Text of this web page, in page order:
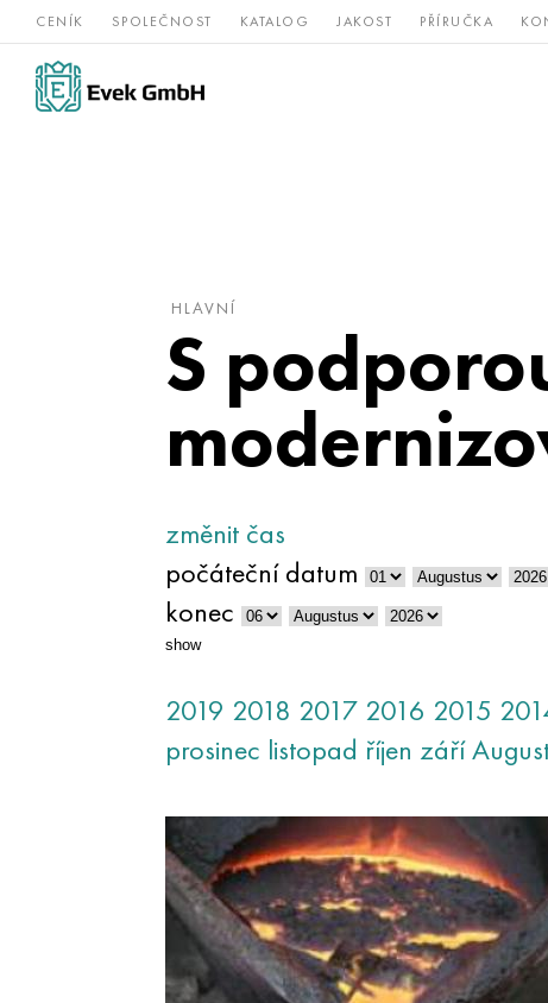
CENÍK SPOLEČNOST KATALOG JAKOST PŘÍRUČKA
Slitiny
niklu
nerezová
HLAVNÍ
S
změnit čas
počáteční datum
konec
show
2019 2018 2017 2016 2015
prosinec listopad říjen září